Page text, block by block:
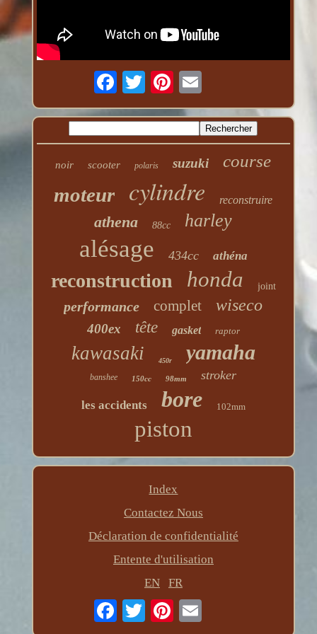
noir scooter polaris suzuki course
moteur cylindre reconstruire
athena 88cc harley
alésage 434cc athéna
reconstruction honda joint
performance complet wiseco
400ex tête gasket raptor
kawasaki 450r yamaha
banshee 150cc 98mm stroker
les accidents bore 102mm
piston
Index
Contactez Nous
Déclaration de confidentialité
Entente d'utilisation
EN
FR